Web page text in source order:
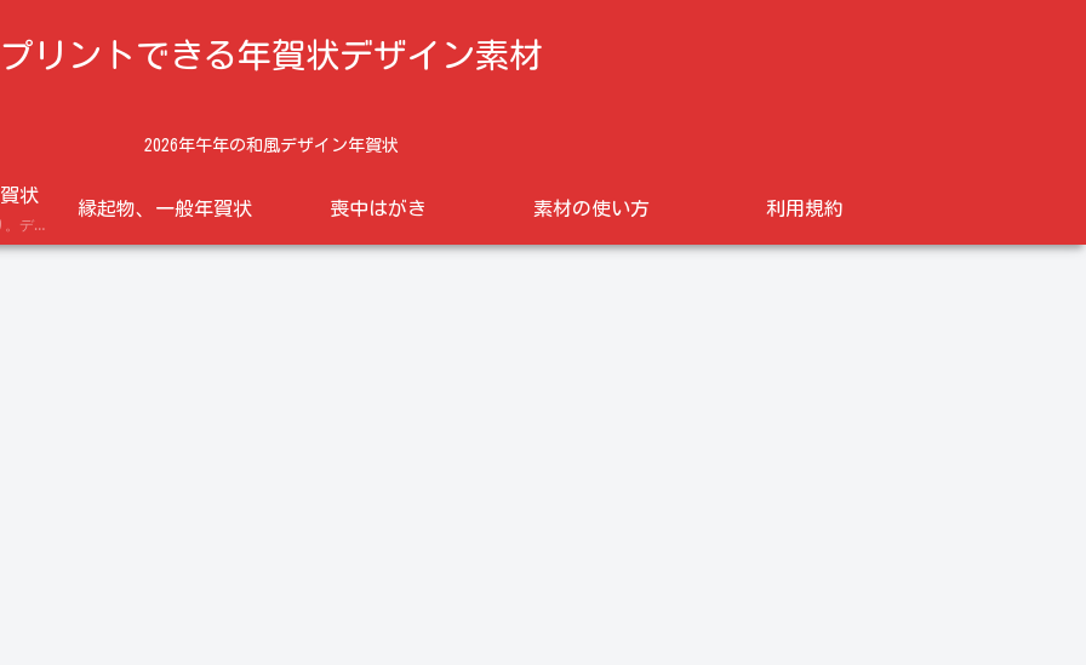
プリントできる年賀状デザイン素材
2026年午年の和風デザイン年賀状
状
午年の馬のイラスト入り。デザイン年賀状
縁起物、一般年賀状 喪中はがき 素材の使い方 利用規約